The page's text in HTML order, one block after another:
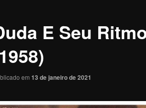
E Seu
em 13 de janeiro de 2021